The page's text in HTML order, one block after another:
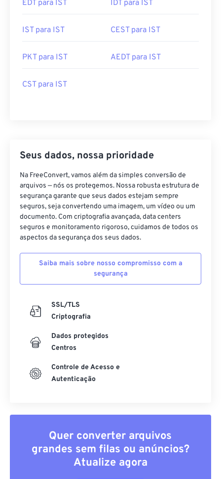
EDT para IST IDT para IST
IST para IST CEST para IST
PKT para IST AEDT para IST
CST para IST
Seus dados, nossa prioridade
Na FreeConvert, vamos além da simples conversão de
arquivos — nós os protegemos. Nossa robusta estrutura de
segurança garante que seus dados estejam sempre
seguros, seja convertendo uma imagem, um vídeo ou um
documento. Com criptografia avançada, data centers
seguros e monitoramento rigoroso, cuidamos de todos os
aspectos da segurança dos seus dados.
Saiba mais sobre nosso compromisso com a
segurança
SSL/TLS
Criptografia
Dados protegidos
Centros
Controle de Acesso e
Autenticação
Quer converter arquivos
grandes sem filas ou anúncios?
Atualize agora